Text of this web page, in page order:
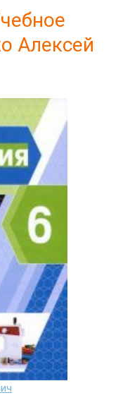
Алексей